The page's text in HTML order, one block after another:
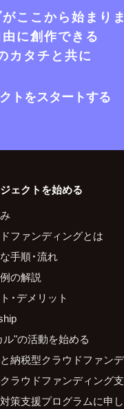
ここから始まり
に創作できる
カタチと共に
トをスタートする
ェクトを始める
ファンディングとは
手順・流れ
の解説
・デメリット
"の活動を始める
納税型クラウドファン
ラウドファンディング
策支援プログラムに申